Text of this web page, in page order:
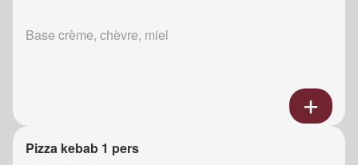
Base crème, chèvre, miel
Pizza kebab 1 pers